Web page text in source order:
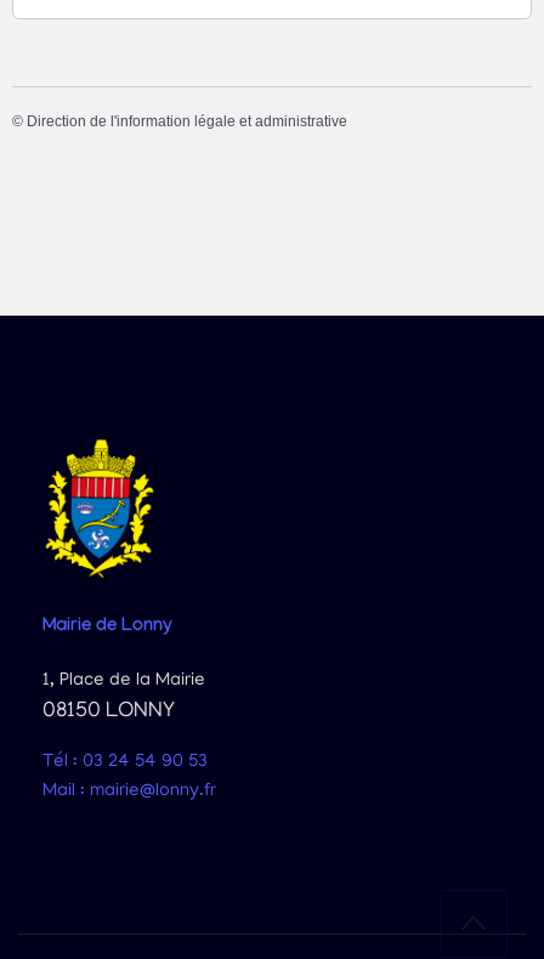
© Direction de l'information légale et administrative
Mairie de Lonny
1, Place de la Mairie
08150 LONNY
Tél : 03 24 54 90 53
Mail : mairie@lonny.fr